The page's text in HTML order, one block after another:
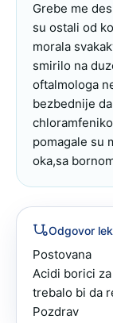
Grebe me
su ostali od
morala
smirilo na
oftalmologa
bezbednije
pomagale su
oka,sa
Odgovor
Postovana
Acidi borici
trebalo bi da
Pozdrav